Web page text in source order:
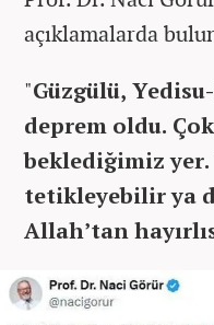
açıklamalarda
"Güzgülü,
deprem oldu.
beklediğimiz
tetikleyebilir ya
Allah’tan